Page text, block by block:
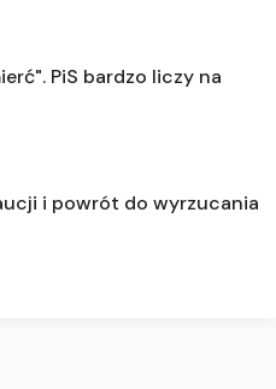
PiS bardzo liczy na
i powrót do wyrzucania